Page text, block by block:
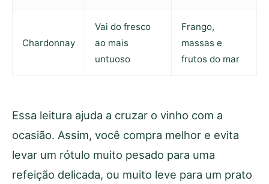
Chardonnay
Vai do fresco
ao mais
untuoso
Frango,
massas e
frutos do mar
Essa leitura ajuda a cruzar o vinho com a
ocasião. Assim, você compra melhor e evita
levar um rótulo muito pesado para uma
refeição delicada, ou muito leve para um prato